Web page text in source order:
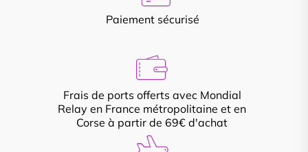
Paiement sécurisé
Frais de ports offerts avec Mondial
Relay en France métropolitaine et en
Corse à partir de 69€ d'achat